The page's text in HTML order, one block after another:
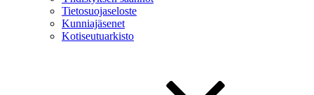
Tietosuojaseloste
Kunniajäsenet
Kotiseutuarkisto